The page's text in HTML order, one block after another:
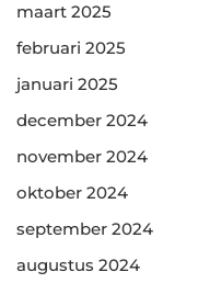
maart 2025
februari 2025
januari 2025
december 2024
november 2024
oktober 2024
september 2024
augustus 2024